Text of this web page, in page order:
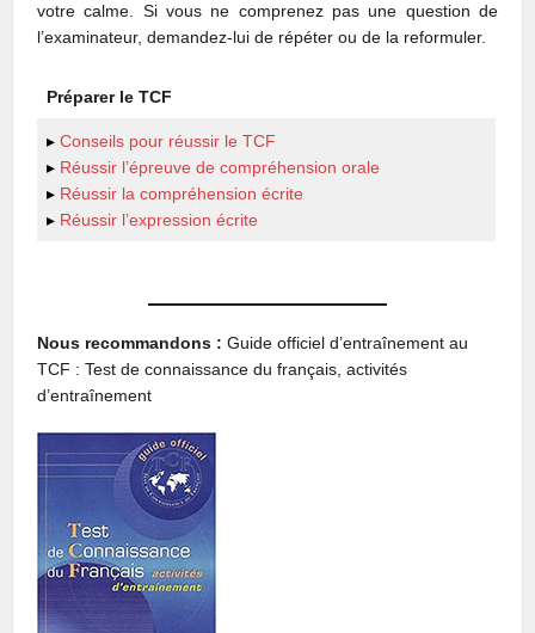
votre calme. Si vous ne comprenez pas une question de
l’examinateur, demandez-lui de répéter ou de la reformuler.
Préparer le TCF
▸ Conseils pour réussir le TCF
▸ Réussir l’épreuve de compréhension orale
▸ Réussir la compréhension écrite
▸ Réussir l’expression écrite
Nous recommandons : Guide officiel d’entraînement au
TCF : Test de connaissance du français, activités
d’entraînement